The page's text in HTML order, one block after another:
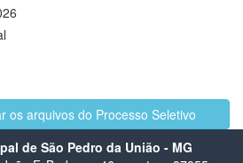
os arquivos do Processo Seletivo
de São Pedro da União - MG